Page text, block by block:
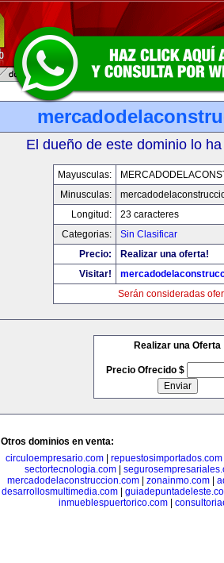
El dueño de este dominio lo
Mayusculas:
Minusculas:
Longitud:
23 caracteres
Categorias:
Sin Clasificar
Precio:
Realizar una oferta!
Visitar!
Serán consideradas
Realizar una Oferta
Precio Ofrecido $
Otros dominios en venta:
circuloempresario.com| repuestosimportados.com
sectortecnologia.com
mercadodelaconstruccion.com
zonainmo.com
desarrollosmultimedia.com
inmueblespuertorico.com|